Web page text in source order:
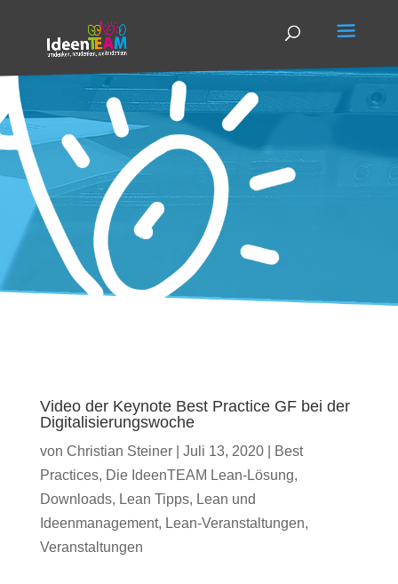
Video der Keynote Best Practice GF bei der
Digitalisierungswoche
von Christian Steiner| Juli 13, 2020|
Best
Practices, Die IdeenTEAM Lean-Lösung,
Downloads, Lean Tipps, Lean und
Ideenmanagement, Lean-Veranstaltungen,
Veranstaltungen